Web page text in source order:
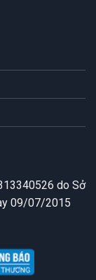
do Sở
09/07/2015